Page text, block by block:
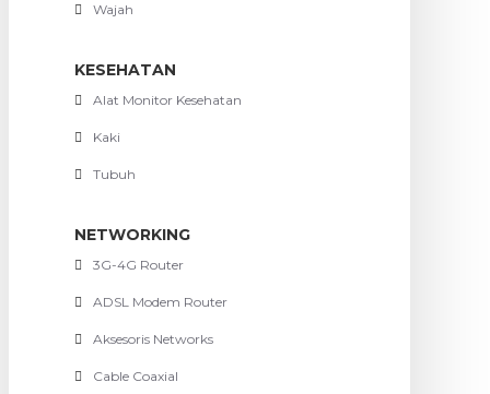
Wajah
KESEHATAN
Alat Monitor Kesehatan
Kaki
Tubuh
NETWORKING
3G-4G Router
ADSL Modem Router
Aksesoris Networks
Cable Coaxial